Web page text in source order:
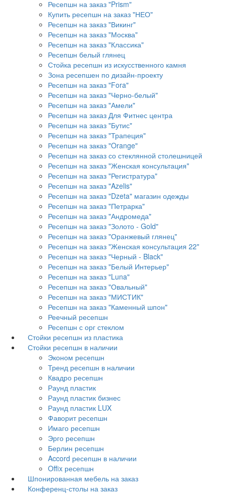
Ресепшн на заказ "Prism"
Купить ресепшн на заказ "НЕО"
Ресепшн на заказ "Викинг"
Ресепшн на заказ "Москва"
Ресепшн на заказ "Классика"
Ресепшн белый глянец
Стойка ресепшн из искусственного камня
Зона ресепшен по дизайн-проекту
Ресепшн на заказ "Fora"
Ресепшн на заказ "Черно-белый"
Ресепшн на заказ "Амели"
Ресепшн на заказ Для Фитнес центра
Ресепшн на заказ "Бутис"
Ресепшн на заказ "Трапеция"
Ресепшн на заказ "Orange"
Ресепшн на заказ со стеклянной столешницей
Ресепшн на заказ "Женская консультация"
Ресепшн на заказ "Регистратура"
Ресепшн на заказ "Azelis"
Ресепшн на заказ "Dzeta" магазин одежды
Ресепшн на заказ "Петрарка"
Ресепшн на заказ "Андромеда"
Ресепшн на заказ "Золото - Gold"
Ресепшн на заказ "Оранжевый глянец"
Ресепшн на заказ "Женская консультация 22"
Ресепшн на заказ "Черный - Black"
Ресепшн на заказ "Белый Интерьер"
Ресепшн на заказ "Luna"
Ресепшн на заказ "Овальный"
Ресепшн на заказ "МИСТИК"
Ресепшн на заказ "Каменный шпон"
Реечный ресепшн
Ресепшн с орг стеклом
Стойки ресепшн из пластика
Стойки ресепшн в наличии
Эконом ресепшн
Тренд ресепшн в наличии
Квадро ресепшн
Раунд пластик
Раунд пластик бизнес
Раунд пластик LUX
Фаворит ресепшн
Имаго ресепшн
Эрго ресепшн
Берлин ресепшн
Accord ресепшн в наличии
Offix ресепшн
Шпонированная мебель на заказ
Конференц-столы на заказ